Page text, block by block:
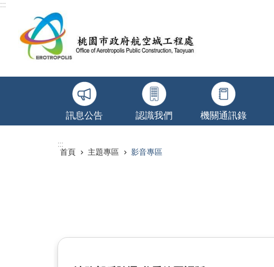
跳到主要內容區塊
:::
訊息公告 認識我們 機關通訊錄
:::
首頁
主題專區 影音專區